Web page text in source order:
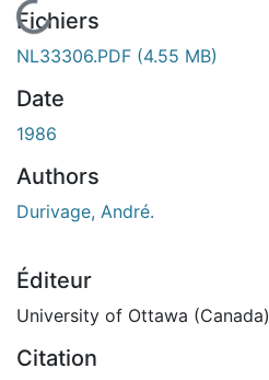
En cours de chargement...
Fichiers
NL33306.PDF (4.55 MB)
Date
1986
Authors
Durivage, André.
Éditeur
University of Ottawa (Canada)
Citation